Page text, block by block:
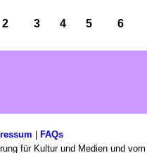
2 3 4 5 6
| FAQs
für Kultur und Medien und